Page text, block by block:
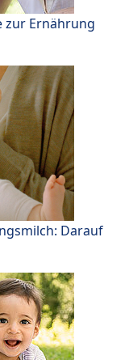
zur Ernährung
Darauf